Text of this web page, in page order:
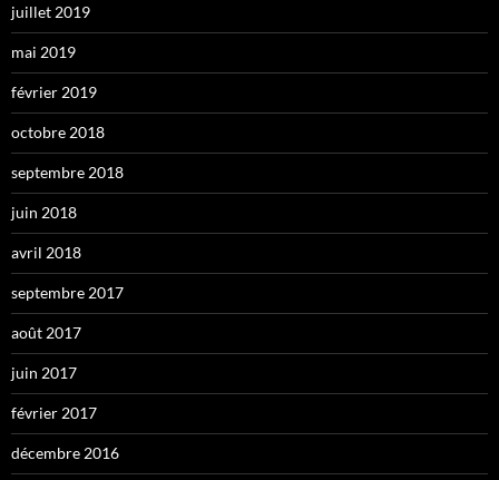
juillet 2019
mai 2019
février 2019
octobre 2018
septembre 2018
juin 2018
avril 2018
septembre 2017
août 2017
juin 2017
février 2017
décembre 2016